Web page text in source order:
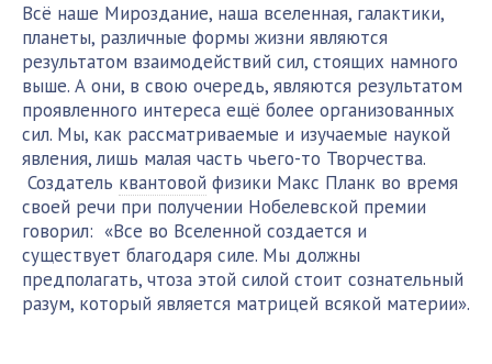
Всё наше Мироздание, наша вселенная, галактики,
планеты, различные формы жизни являются
результатом взаимодействий сил, стоящих намного
выше. А они, в свою очередь, являются результатом
проявленного интереса ещё более организованных
сил. Мы, как рассматриваемые и изучаемые наукой
явления, лишь малая часть чьего-то Творчества.
Создатель квантовой физики Макс Планк во время
своей речи при получении Нобелевской премии
говорил: «Все во Вселенной создается и
существует благодаря силе. Мы должны
предполагать, чтоза этой силой стоит сознательный
разум, который является матрицей всякой материи».